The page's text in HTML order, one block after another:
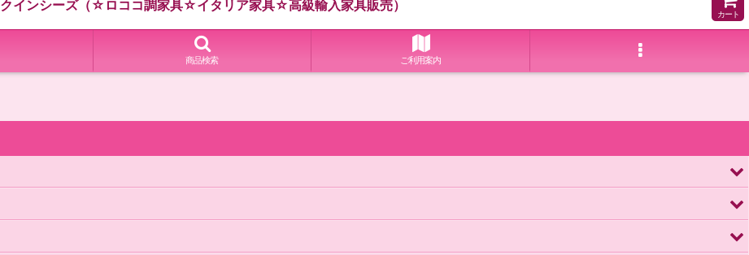
クインシーズ（☆ロココ調家具☆イタリア家具☆高級輸入家具販売）
カート
商品検索 ご利用案内